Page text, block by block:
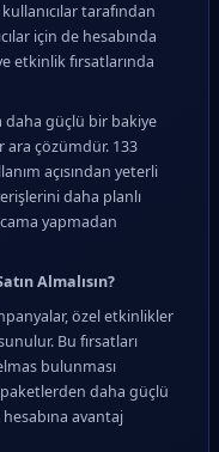
tarafından
için de hesabında
etkinlik fırsatlarında
daha güçlü bir bakiye
ara çözümdür. 133
açısından yeterli
daha planlı
yapmadan
Almalısın?
özel etkinlikler
Bu fırsatları
bulunması
daha güçlü
avantaj